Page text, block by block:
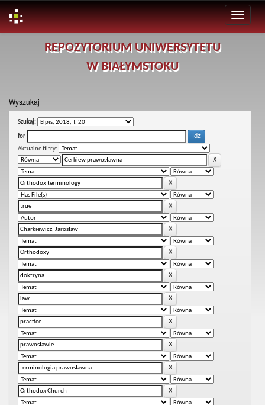
REPOZYTORIUM UNIWERSYTETU
W BIAŁYMSTOKU
Wyszukaj
Szukaj:
for
Aktualne filtry: